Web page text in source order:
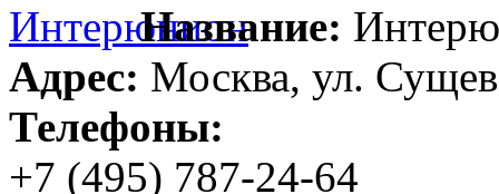
Название:
Адрес: Москва, ул.
Телефоны:
+7 (495) 787-24-64